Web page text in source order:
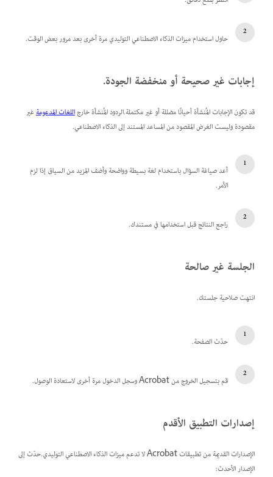
حاول استخدام ميزات الذكاء الاصطناعي التوليدي مرة أخرى بعد مرور بعض الوقت.
إجابات غير صحيحة أو منخفضة الجودة.
قد تكون الإجابات المُنشأة أحيانًا مضللة أو غير مكتملة.الردود المُنشأة خارجاللغات المدعومةغير
مقصودة وليست الغرض المقصود من المساعد المستند إلى الذكاء الاصطناعي.
أعد صياغة السؤال باستخدام لغة بسيطة وواضحة وأضف المزيد من السياق إذا لزم
الأمر.
راجع النتائج قبل استخدامها في مستندك.
الجلسة غير صالحة
انتهت صلاحية جلستك.
حدّث الصفحة.
قم بتسجيل الخروج من Acrobat وسجل الدخول مرة أخرى لاستعادة الوصول.
إصدارات التطبيق الأقدم
الإصدارات القديمة من تطبيقات Acrobat لا تدعم ميزات الذكاء الاصطناعي التوليدي.حدّث إلى
الإصدار الأحدث: